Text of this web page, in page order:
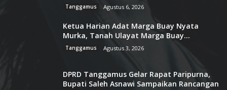
Tanggamus Agustus 6, 2026
Ketua Harian Adat Marga Buay Nyata
Murka, Tanah Ulayat Marga Buay...
Tanggamus Agustus 3, 2026
DPRD Tanggamus Gelar Rapat Paripurna,
Bupati Saleh Asnawi Sampaikan Rancangan